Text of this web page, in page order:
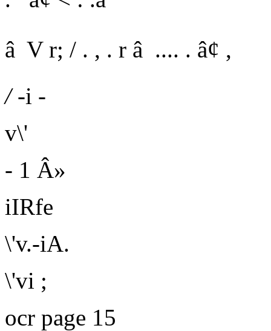
â V r; / . , . r â .... . â¢ ,
/-i -
v\'
- 1 Â»
iIRfe
\'v.-iA.
\'vi ;
ocr page 15